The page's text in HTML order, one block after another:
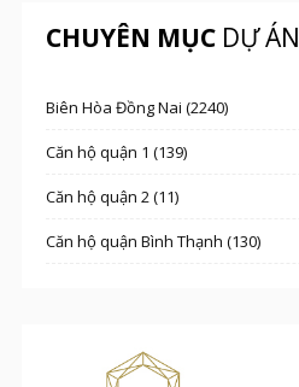
CHUYÊN MỤCDỰ ÁN
Biên Hòa Đồng Nai (2240)
Căn hộ quận 1 (139)
Căn hộ quận 2 (11)
Căn hộ quận Bình Thạnh (130)